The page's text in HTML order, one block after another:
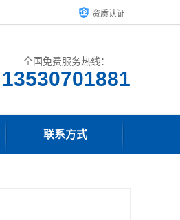
资质认证
全国免费服务热线：
联系方式